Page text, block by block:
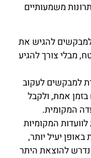
משמעותיים
להגיש את
מבלי צורך להגיע
למבקשים לעקוב
אמת, ולקבל
המקומית.
המקומיות
יעיל יותר,
להוצאת היתר